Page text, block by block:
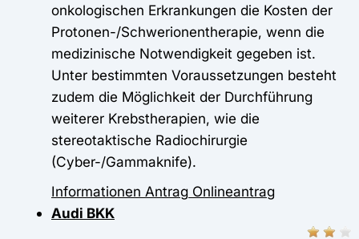
onkologischen Erkrankungen die Kosten der
Protonen-/Schwerionentherapie, wenn die
medizinische Notwendigkeit gegeben ist.
Unter bestimmten Voraussetzungen besteht
zudem die Möglichkeit der Durchführung
weiterer Krebstherapien, wie die
stereotaktische Radiochirurgie
(Cyber-/Gammaknife).
Informationen Antrag Onlineantrag
Audi BKK